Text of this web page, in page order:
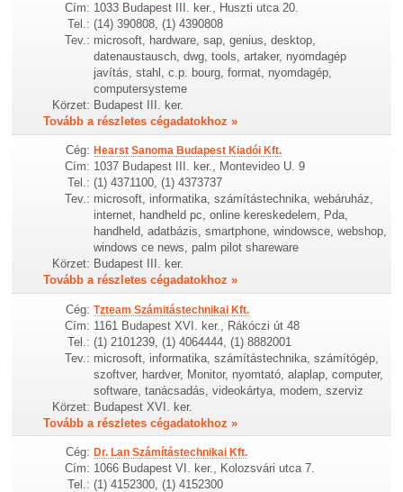
Cím: 1033 Budapest III. ker., Huszti utca 20.
Tel.: (14) 390808, (1) 4390808
Tev.: microsoft, hardware, sap, genius, desktop,
datenaustausch, dwg, tools, artaker, nyomdagép
javítás, stahl, c.p. bourg, format, nyomdagép,
computersysteme
Körzet: Budapest III. ker.
Tovább a részletes cégadatokhoz »
Cég: Hearst Sanoma Budapest Kiadói Kft.
Cím: 1037 Budapest III. ker., Montevideo U. 9
Tel.: (1) 4371100, (1) 4373737
Tev.: microsoft, informatika, számítástechnika, webáruház,
internet, handheld pc, online kereskedelem, Pda,
handheld, adatbázis, smartphone, windowsce, webshop,
windows ce news, palm pilot shareware
Körzet: Budapest III. ker.
Tovább a részletes cégadatokhoz »
Cég: Tzteam Számitástechnikai Kft.
Cím: 1161 Budapest XVI. ker., Rákóczi út 48
Tel.: (1) 2101239, (1) 4064444, (1) 8882001
Tev.: microsoft, informatika, számítástechnika, számítógép,
szoftver, hardver, Monitor, nyomtató, alaplap, computer,
software, tanácsadás, videokártya, modem, szerviz
Körzet: Budapest XVI. ker.
Tovább a részletes cégadatokhoz »
Cég: Dr. Lan Számítástechnikai Kft.
Cím: 1066 Budapest VI. ker., Kolozsvári utca 7.
Tel.: (1) 4152300, (1) 4152300